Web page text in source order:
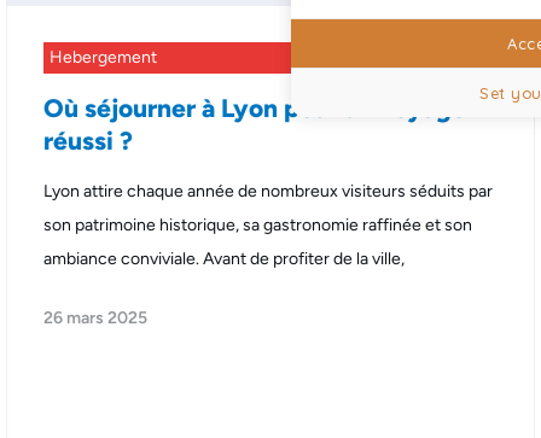
Hebergement
Où séjourner à Lyon pour un voyage
réussi ?
Lyon attire chaque année de nombreux visiteurs séduits par
son patrimoine historique, sa gastronomie raffinée et son
ambiance conviviale. Avant de profiter de la ville,
26 mars 2025
Set